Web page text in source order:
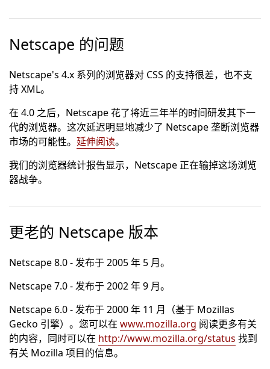
Netscape 的问题
Netscape's 4.x 系列的浏览器对 CSS 的支持很差，也不支
持 XML。
在 4.0 之后，Netscape 花了将近三年半的时间研发其下一
代的浏览器。这次延迟明显地减少了 Netscape 垄断浏览器
市场的可能性。 延伸阅读。
我们的浏览器统计报告显示，Netscape 正在输掉这场浏览
器战争。
更老的 Netscape 版本
Netscape 8.0 - 发布于 2005 年 5 月。
Netscape 7.0 - 发布于 2002 年 9 月。
Netscape 6.0 - 发布于 2000 年 11 月（基于 Mozillas
Gecko 引擎）。您可以在 www.mozilla.org 阅读更多有关
的内容，同时可以在 http://www.mozilla.org/status 找到
有关 Mozilla 项目的信息。